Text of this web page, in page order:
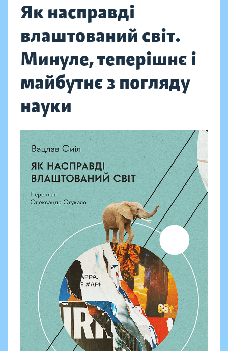
Як насправді
влаштований світ.
Минуле, теперішнє і
майбутнє з погляду
науки